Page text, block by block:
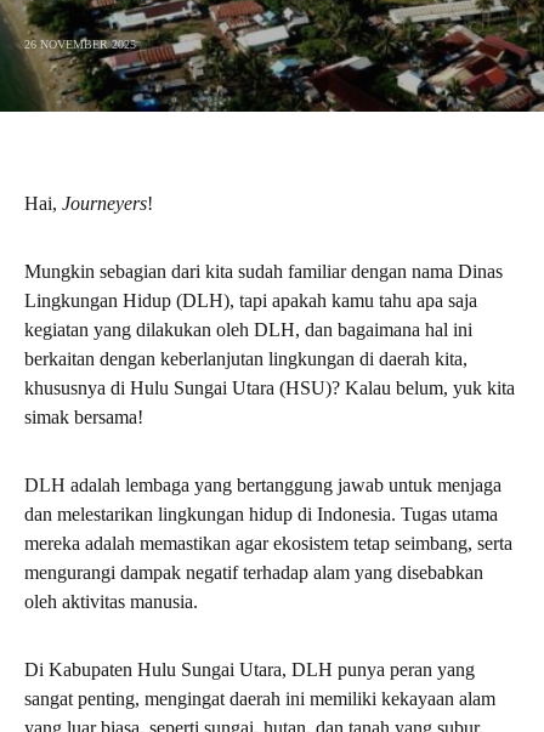
26 NOVEMBER 2025
Hai, Journeyers!
Mungkin sebagian dari kita sudah familiar dengan nama Dinas
Lingkungan Hidup (DLH), tapi apakah kamu tahu apa saja
kegiatan yang dilakukan oleh DLH, dan bagaimana hal ini
berkaitan dengan keberlanjutan lingkungan di daerah kita,
khususnya di Hulu Sungai Utara (HSU)? Kalau belum, yuk kita
simak bersama!
DLH adalah lembaga yang bertanggung jawab untuk menjaga
dan melestarikan lingkungan hidup di Indonesia. Tugas utama
mereka adalah memastikan agar ekosistem tetap seimbang, serta
mengurangi dampak negatif terhadap alam yang disebabkan
oleh aktivitas manusia.
Di Kabupaten Hulu Sungai Utara, DLH punya peran yang
sangat penting, mengingat daerah ini memiliki kekayaan alam
yang luar biasa, seperti sungai, hutan, dan tanah yang subur.